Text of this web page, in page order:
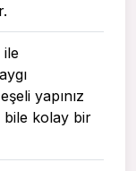
ile
yapınız
bile kolay bir